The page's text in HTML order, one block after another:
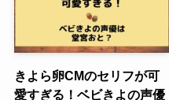
きよら卵CMのセリフが可
愛すぎる！ベビきよの声優